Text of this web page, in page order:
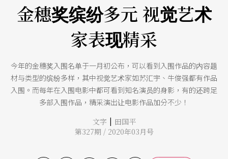
金穗奖缤纷多元 视觉艺术
家表现精采
今年的金穗奖入围名单于一月初公布，可以看到入围作品的内容题
材与类型的缤纷多样，其中视觉艺术家如苏汇宇、牛俊强都有作品
入围。而每年在入围电影中都可看到知名演员的身影，有的还跨足
多部入围作品，精采演出让电影作品加分不少！
文字 | 田国平
第327期 / 2020年03月号